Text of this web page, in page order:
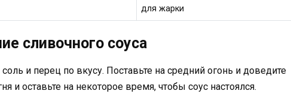
для жарки
сливочного соуса
и перец по вкусу. Поставьте на средний огонь и доведите
и оставьте на некоторое время, чтобы соус настоялся.